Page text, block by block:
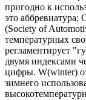
пригодно к
это
(Society of
температурных
регламентирует
двумя индексами
цифры. W(winter)
зимнего